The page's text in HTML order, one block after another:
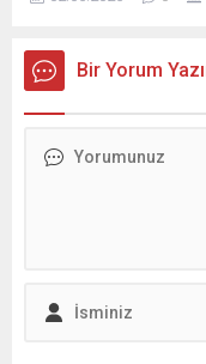
denizde sıra dışı bir
yüzeyinde bir balina
ve grup bu anı cep
üstünde kaldı; izleyenler
Bir Yorum